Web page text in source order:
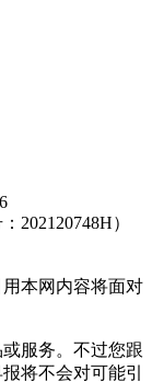
202120748H）
本网内容将面对
服务。不过您跟
将不会对可能引